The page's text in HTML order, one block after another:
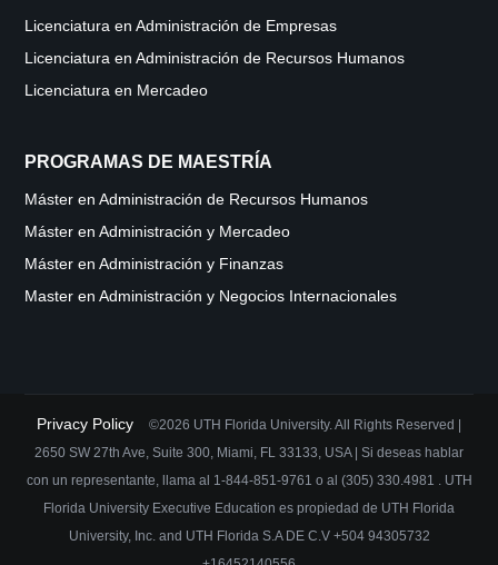
Licenciatura en Administración de Empresas
Licenciatura en Administración de Recursos Humanos
Licenciatura en Mercadeo
PROGRAMAS DE MAESTRÍA
Máster en Administración de Recursos Humanos
Máster en Administración y Mercadeo
Máster en Administración y Finanzas
Master en Administración y Negocios Internacionales
Privacy Policy
©2026 UTH Florida University. All Rights Reserved |
2650 SW 27th Ave, Suite 300, Miami, FL 33133, USA | Si deseas hablar
con un representante, llama al 1-844-851-9761 o al (305) 330.4981 . UTH
Florida University Executive Education es propiedad de UTH Florida
University, Inc. and UTH Florida S.A DE C.V +504 94305732